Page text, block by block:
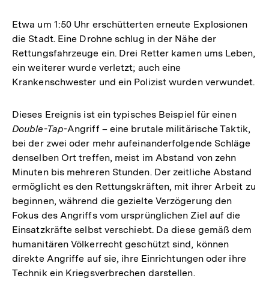
Etwa um 1:50 Uhr erschütterten erneute Explosionen
die Stadt. Eine Drohne schlug in der Nähe der
Rettungsfahrzeuge ein. Drei Retter kamen ums Leben,
ein weiterer wurde verletzt; auch eine
Krankenschwester und ein Polizist wurden verwundet.
Dieses Ereignis ist ein typisches Beispiel für einen
Double-Tap-Angriff – eine brutale militärische Taktik,
bei der zwei oder mehr aufeinanderfolgende Schläge
denselben Ort treffen, meist im Abstand von zehn
Minuten bis mehreren Stunden. Der zeitliche Abstand
ermöglicht es den Rettungskräften, mit ihrer Arbeit zu
beginnen, während die gezielte Verzögerung den
Fokus des Angriffs vom ursprünglichen Ziel auf die
Einsatzkräfte selbst verschiebt. Da diese gemäß dem
humanitären Völkerrecht geschützt sind, können
direkte Angriffe auf sie, ihre Einrichtungen oder ihre
Technik ein Kriegsverbrechen darstellen.